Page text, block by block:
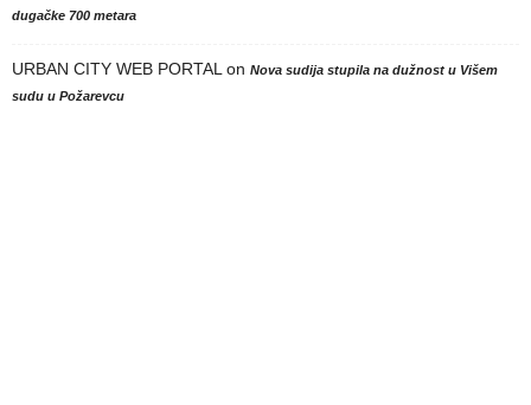
dugačke 700 metara
URBAN CITY WEB PORTAL on Nova sudija stupila na dužnost u Višem
sudu u Požarevcu